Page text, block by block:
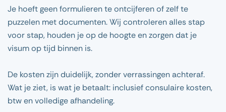
Je hoeft geen formulieren te ontcijferen of zelf te
puzzelen met documenten. Wij controleren alles stap
voor stap, houden je op de hoogte en zorgen dat je
visum op tijd binnen is.
De kosten zijn duidelijk, zonder verrassingen achteraf.
Wat je ziet, is wat je betaalt: inclusief consulaire kosten,
btw en volledige afhandeling.